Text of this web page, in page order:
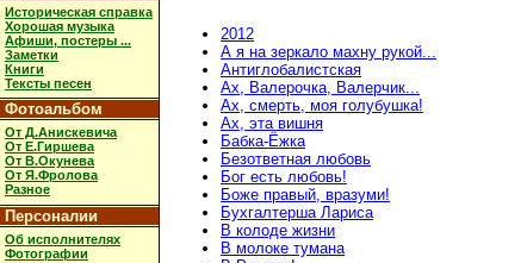
Историческая справка
Хорошая музыка
Афиши, постеры ...
Заметки
Книги
Тексты песен
Фотоальбом
От Д.Анискевича
От Е.Гиршева
От В.Окунева
От Я.Фролова
Разное
Персоналии
Об исполнителях
Фотографии
2012
А я на зеркало махну рукой...
Антиглобалистская
Ах, Валерочка, Валерчик...
Ах, смерть, моя голубушка!
Ах, эта вишня
Бабка-Ёжка
Безответная любовь
Бог есть любовь!
Боже правый, вразуми!
Бухгалтерша Лариса
В колоде жизни
В молоке тумана